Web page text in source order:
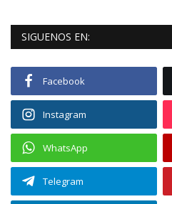
Videos virales
Podcast y Audios
SIGUENOS EN:
Facebook
Instagram
WhatsApp
Telegram